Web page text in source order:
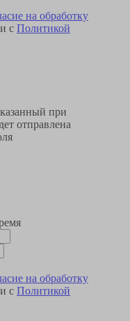
на обработку
с Политикой
при
отправлена
на обработку
с Политикой